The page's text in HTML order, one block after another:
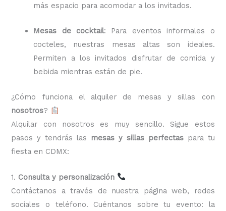
más espacio para acomodar a los invitados.
Mesas de cocktail: Para eventos informales o
cocteles, nuestras mesas altas son ideales.
Permiten a los invitados disfrutar de comida y
bebida mientras están de pie.
¿Cómo funciona el alquiler de mesas y sillas con
nosotros?
Alquilar con nosotros es muy sencillo. Sigue estos
pasos y tendrás las
mesas y sillas perfectaspara tu
fiesta en CDMX:
1. Consulta y personalización
Contáctanos a través de nuestra página web, redes
sociales o teléfono. Cuéntanos sobre tu evento: la